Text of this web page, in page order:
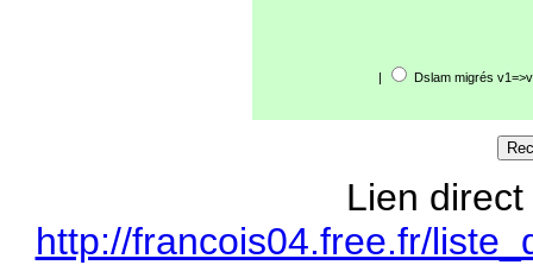
| Dslam migrés
Lien
http://francois04.free.fr/